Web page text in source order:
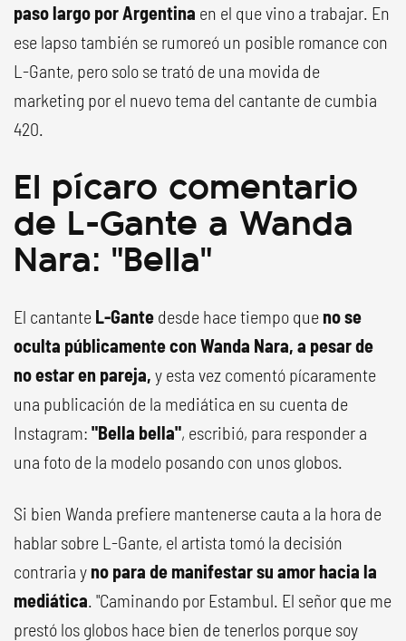
paso largo por Argentina en el que vino a trabajar. En
ese lapso también se rumoreó un posible romance con
L-Gante, pero solo se trató de una movida de
marketing por el nuevo tema del cantante de cumbia
420.
El pícaro comentario
de L-Gante a Wanda
Nara: "Bella"
El cantante L-Gante desde hace tiempo que no se
oculta públicamente con Wanda Nara, a pesar de
no estar en pareja, y esta vez comentó pícaramente
una publicación de la mediática en su cuenta de
Instagram: "Bella bella", escribió, para responder a
una foto de la modelo posando con unos globos.
Si bien Wanda prefiere mantenerse cauta a la hora de
hablar sobre L-Gante, el artista tomó la decisión
contraria y no para de manifestar su amor hacia la
mediática. "Caminando por Estambul. El señor que me
prestó los globos hace bien de tenerlos porque soy